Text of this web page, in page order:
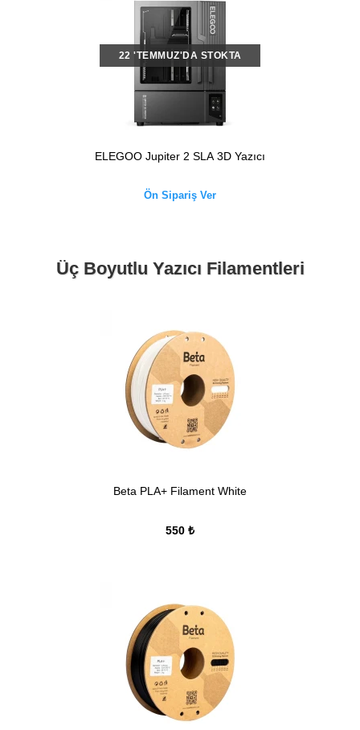
22 'TEMMUZ'DA STOKTA
ELEGOO Jupiter 2 SLA 3D Yazıcı
Ön Sipariş Ver
Üç Boyutlu Yazıcı Filamentleri
Beta PLA+ Filament White
550 ₺